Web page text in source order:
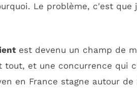
Le problème, c'est que
est devenu un champ de
tout, et une concurrence qui
en France stagne autour de